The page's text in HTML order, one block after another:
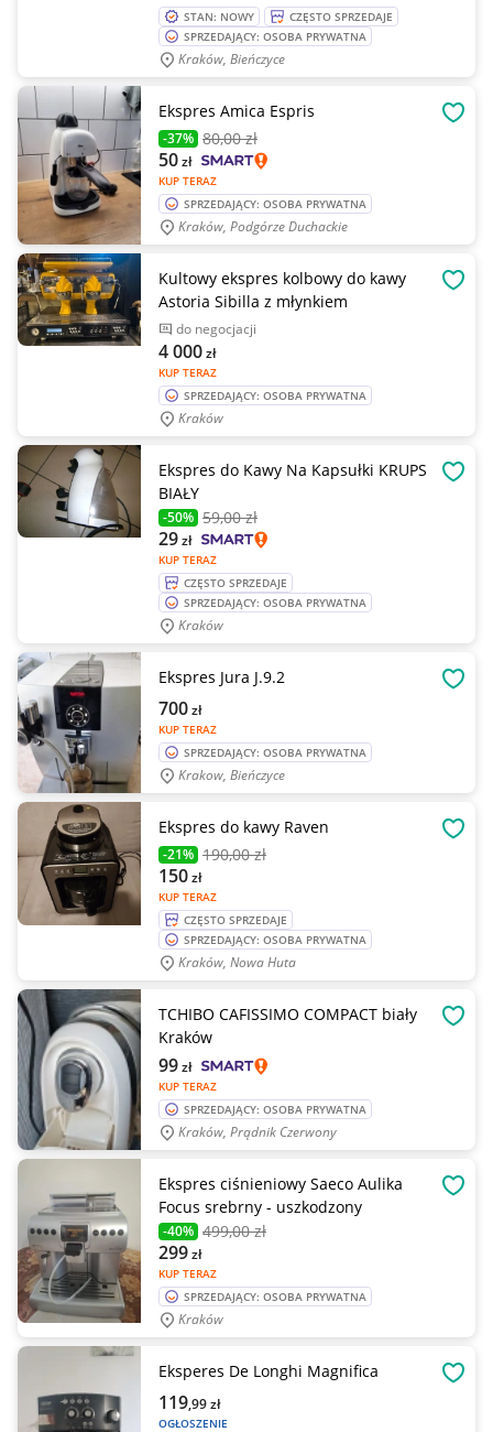
STAN: NOWY
CZĘSTO SPRZEDAJE
SPRZEDAJĄCY: OSOBA PRYWATNA
Kraków, Bieńczyce
Ekspres Amica Espris
-37% 80,00 zł
KUP TERAZ
50zł
SPRZEDAJĄCY: OSOBA PRYWATNA
Kraków, Podgórze Duchackie
Kultowy ekspres kolbowy do kawy
Astoria Sibilla z młynkiem
do negocjacji
KUP TERAZ
4 000zł
SPRZEDAJĄCY: OSOBA PRYWATNA
Kraków
Ekspres do Kawy Na Kapsułki KRUPS
BIAŁY
-50% 59,00 zł
KUP TERAZ
29zł
CZĘSTO SPRZEDAJE
SPRZEDAJĄCY: OSOBA PRYWATNA
Kraków
Ekspres Jura J.9.2
KUP TERAZ
700zł
SPRZEDAJĄCY: OSOBA PRYWATNA
Krakow, Bieńczyce
Ekspres do kawy Raven
-21% 190,00 zł
KUP TERAZ
150zł
CZĘSTO SPRZEDAJE
SPRZEDAJĄCY: OSOBA PRYWATNA
Kraków, Nowa Huta
TCHIBO CAFISSIMO COMPACT biały
Kraków
KUP TERAZ
99zł
SPRZEDAJĄCY: OSOBA PRYWATNA
Kraków, Prądnik Czerwony
Ekspres ciśnieniowy Saeco Aulika
Focus srebrny - uszkodzony
-40% 499,00 zł
KUP TERAZ
299zł
SPRZEDAJĄCY: OSOBA PRYWATNA
Kraków
Eksperes De Longhi Magnifica
OGŁOSZENIE
119,99zł